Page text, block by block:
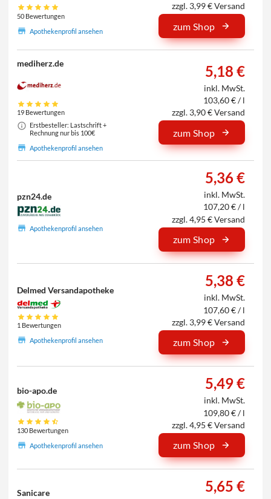
50 Bewertungen
Apothekenprofil ansehen
zzgl. 3,99 € Versand
zum Shop
mediherz.de
19 Bewertungen
Erstbesteller: Lastschrift +
Rechnung nur bis 100€
Apothekenprofil ansehen
5,18 €
inkl. MwSt.
103,60 € / l
zzgl. 3,90 € Versand
zum Shop
pzn24.de
Apothekenprofil ansehen
5,36 €
inkl. MwSt.
107,20 € / l
zzgl. 4,95 € Versand
zum Shop
Delmed Versandapotheke
1 Bewertungen
Apothekenprofil ansehen
5,38 €
inkl. MwSt.
107,60 € / l
zzgl. 3,99 € Versand
zum Shop
bio-apo.de
130 Bewertungen
Apothekenprofil ansehen
5,49 €
inkl. MwSt.
109,80 € / l
zzgl. 4,95 € Versand
zum Shop
Sanicare 5,65 €